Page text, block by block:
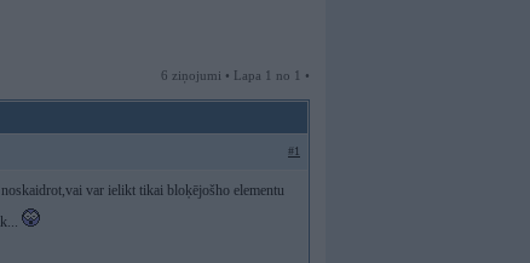
6 ziņojumi • Lapa 1 no 1 •
#1
var ielikt tikai bloķējošho elementu